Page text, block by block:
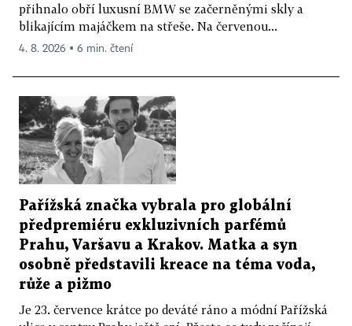
přihnalo obří luxusní BMW se začerněnými skly a
blikajícím majáčkem na střeše. Na červenou...
4. 8. 2026 ▪ 6 min. čtení
Pařížská značka vybrala pro globální
předpremiéru exkluzivních parfémů
Prahu, Varšavu a Krakov. Matka a syn
osobně představili kreace na téma voda,
růže a pižmo
Je 23. července krátce po deváté ráno a módní Pařížská